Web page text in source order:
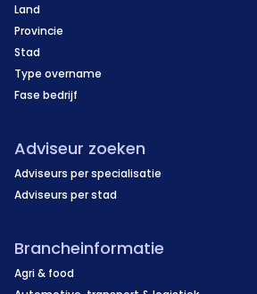
Land
Provincie
Stad
Type overname
Fase bedrijf
Adviseur zoeken
Adviseurs per specialisatie
Adviseurs per stad
Brancheinformatie
Agri & food